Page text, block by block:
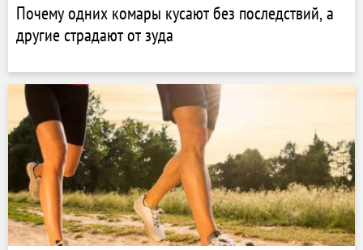
Почему одних комары кусают без последствий, а
другие страдают от зуда